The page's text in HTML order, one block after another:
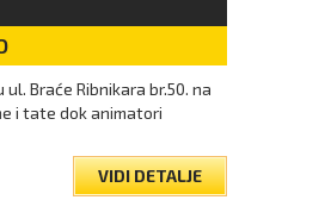
Braće Ribnikara br.50. na
i tate dok animatori
VIDI DETALJE